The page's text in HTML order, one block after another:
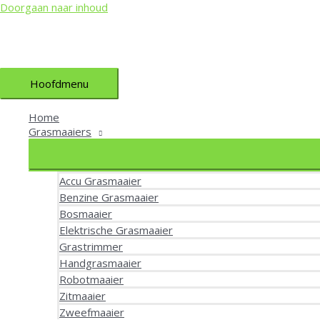
Doorgaan naar inhoud
Hoofdmenu
Home
Grasmaaiers
Accu Grasmaaier
Benzine Grasmaaier
Bosmaaier
Elektrische Grasmaaier
Grastrimmer
Handgrasmaaier
Robotmaaier
Zitmaaier
Zweefmaaier